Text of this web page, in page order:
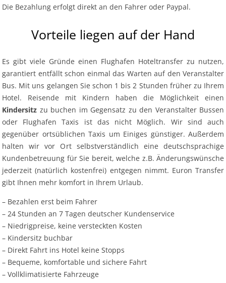
Die Bezahlung erfolgt direkt an den Fahrer oder Paypal.
Vorteile liegen auf der Hand
Es gibt viele Gründe einen Flughafen Hoteltransfer zu nutzen,
garantiert entfällt schon einmal das Warten auf den Veranstalter
Bus. Mit uns gelangen Sie schon 1 bis 2 Stunden früher zu Ihrem
Hotel. Reisende mit Kindern haben die Möglichkeit einen
Kindersitz zu buchen im Gegensatz zu den Veranstalter Bussen
oder Flughafen Taxis ist das nicht Möglich. Wir sind auch
gegenüber ortsüblichen Taxis um Einiges günstiger. Außerdem
halten wir vor Ort selbstverständlich eine deutschsprachige
Kundenbetreuung für Sie bereit, welche z.B. Änderungswünsche
jederzeit (natürlich kostenfrei) entgegen nimmt. Euron Transfer
gibt Ihnen mehr komfort in Ihrem Urlaub.
– Bezahlen erst beim Fahrer
– 24 Stunden an 7 Tagen deutscher Kundenservice
– Niedrigpreise, keine versteckten Kosten
– Kindersitz buchbar
– Direkt Fahrt ins Hotel keine Stopps
– Bequeme, komfortable und sichere Fahrt
– Vollklimatisierte Fahrzeuge